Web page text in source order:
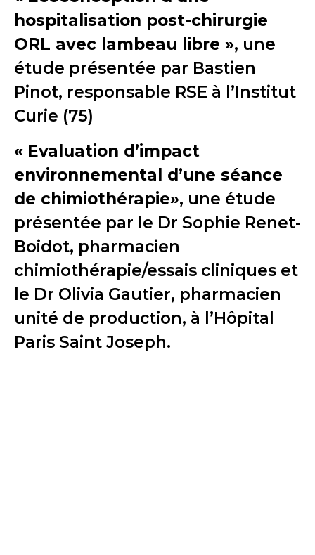
hospitalisation post-chirurgie
ORL avec lambeau libre », une
étude présentée par Bastien
Pinot, responsable RSE à l’Institut
Curie (75)
« Evaluation d’impact
environnemental d’une séance
de chimiothérapie», une étude
présentée par le Dr Sophie Renet-
Boidot, pharmacien
chimiothérapie/essais cliniques et
le Dr Olivia Gautier, pharmacien
unité de production, à l’Hôpital
Paris Saint Joseph.